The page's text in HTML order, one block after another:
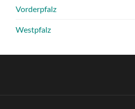
Vorderpfalz
Westpfalz